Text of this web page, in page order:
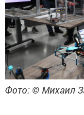
Фото: © Михаил